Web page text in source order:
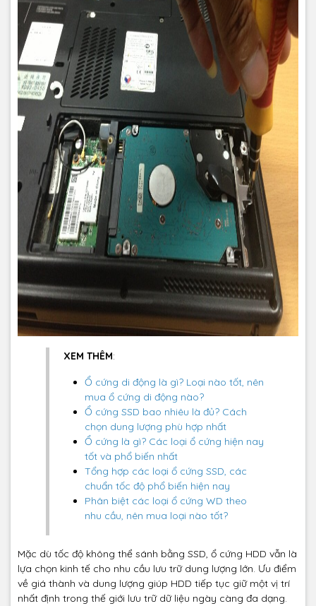
XEM THÊM:
Ổ cứng di động là gì? Loại nào tốt, nên
mua ổ cứng di động nào?
Ổ cứng SSD bao nhiêu là đủ? Cách
chọn dung lượng phù hợp nhất
Ổ cứng là gì? Các loại ổ cứng hiện nay
tốt và phổ biến nhất
Tổng hợp các loại ổ cứng SSD, các
chuẩn tốc độ phổ biến hiện nay
Phân biệt các loại ổ cứng WD theo
nhu cầu, nên mua loại nào tốt?
Mặc dù tốc độ không thể sánh bằng SSD, ổ cứng HDD vẫn là
lựa chọn kinh tế cho nhu cầu lưu trữ dung lượng lớn. Ưu điểm
về giá thành và dung lượng giúp HDD tiếp tục giữ một vị trí
nhất định trong thế giới lưu trữ dữ liệu ngày càng đa dạng.